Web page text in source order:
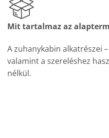
Mit tartalmaz az
A zuhanykabin alkatrészei
valamint a szereléshez
nélkül.